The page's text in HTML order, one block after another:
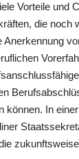
Vorteile und
die noch
Anerkennung
können. In